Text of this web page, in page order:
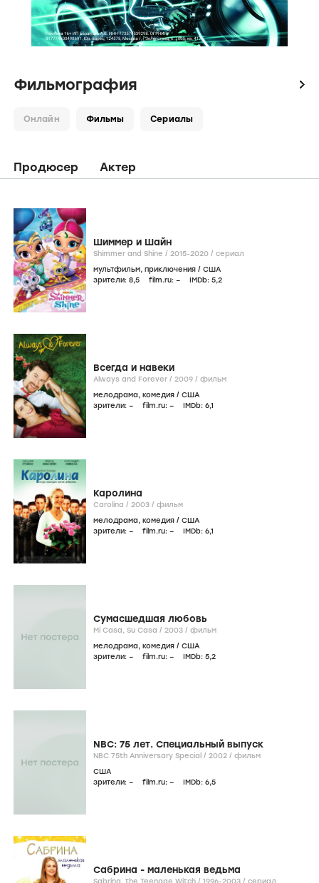
Фильмография icon
Онлайн Фильмы Сериалы
Продюсер Актер
Шиммер и Шайн
Shimmer and Shine / 2015-2020 / сериал
мультфильм, приключения / США
зрители: 8,5 film.ru: – IMDb: 5,2
Всегда и навеки
Always and Forever / 2009 / фильм
мелодрама, комедия / США
зрители: – film.ru: – IMDb: 6,1
Каролина
Carolina / 2003 / фильм
мелодрама, комедия / США
зрители: – film.ru: – IMDb: 6,1
Сумасшедшая любовь
Mi Casa, Su Casa / 2003 / фильм
мелодрама, комедия / США
зрители: – film.ru: – IMDb: 5,2
NBC: 75 лет. Специальный выпуск
NBC 75th Anniversary Special / 2002 / фильм
США
зрители: – film.ru: – IMDb: 6,5
Сабрина - маленькая ведьма
Sabrina, the Teenage Witch / 1996-2003 / сериал